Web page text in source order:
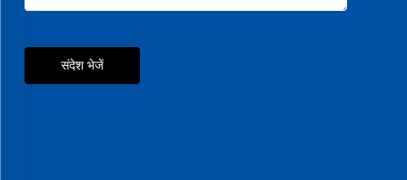
संदेश भेजें